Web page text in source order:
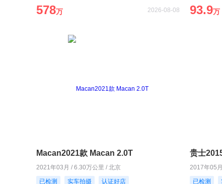
578万 2026-08-08 93.9万
Macan2021款 Macan 2.0T
2021年03月 / 6.30万公里 / 北京
已检测
实车拍摄 认证好店
贵士
2017年05
已检测